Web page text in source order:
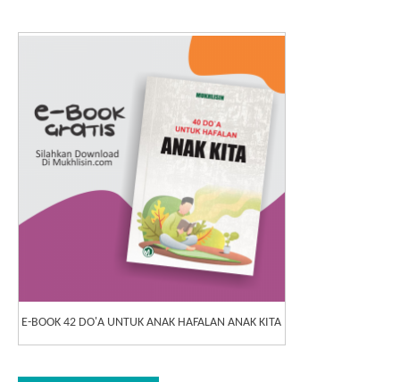
E-BOOK 42 DO'A UNTUK ANAK HAFALAN ANAK KITA